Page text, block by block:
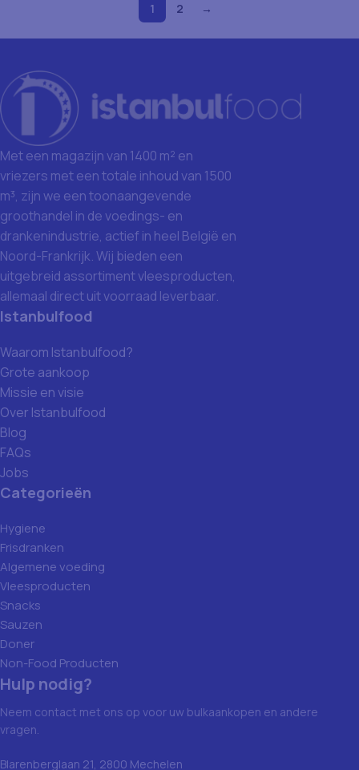
1 2 →
Met een magazijn van 1400 m² en
vriezers met een totale inhoud van 1500
m³, zijn we een toonaangevende
groothandel in de voedings- en
drankenindustrie, actief in heel België en
Noord-Frankrijk. Wij bieden een
uitgebreid assortiment vleesproducten,
allemaal direct uit voorraad leverbaar.
Istanbulfood
Waarom Istanbulfood?
Grote aankoop
Missie en visie
Over Istanbulfood
Blog
FAQs
Jobs
Categorieën
Hygiene
Frisdranken
Algemene voeding
Vleesproducten
Snacks
Sauzen
Doner
Non-Food Producten
Hulp nodig?
Neem contact met ons op voor uw bulkaankopen en andere
vragen.
Blarenberglaan 21, 2800 Mechelen